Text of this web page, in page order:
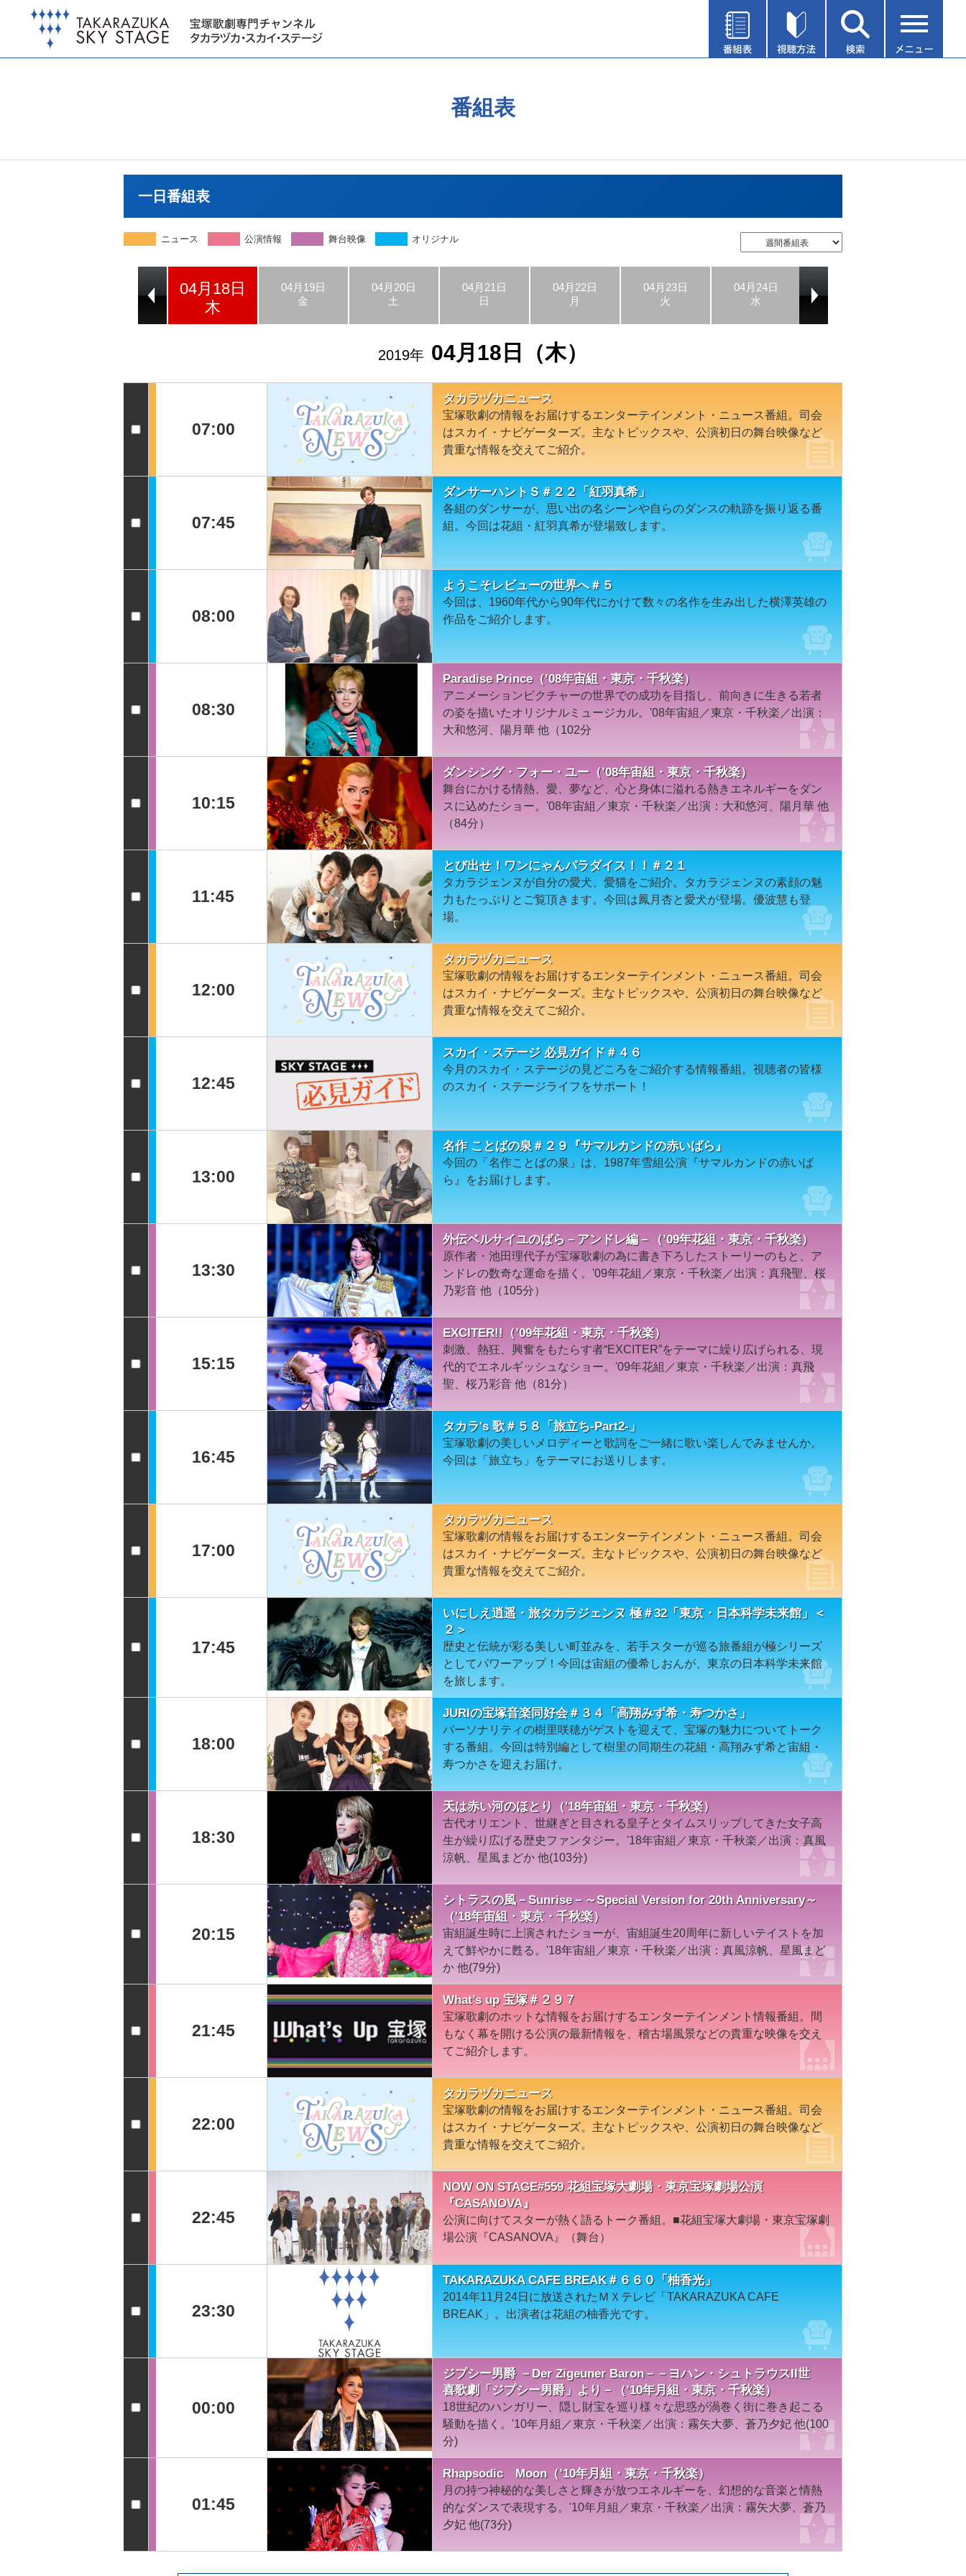
番組表
一日番組表
ニュース 公演情報 舞台映像 オリジナル
04月18日
木
04月19日
金
04月20日
土
04月21日
日
04月22日
月
04月23日
火
04月24日
水
2019年 04月18日（木）
07:00
タカラヅカニュース
宝塚歌劇の情報をお届けするエンターテインメント・ニュース番組。司会
はスカイ・ナビゲーターズ。主なトピックスや、公演初日の舞台映像など
貴重な情報を交えてご紹介。
07:45
ダンサーハントＳ＃２２「紅羽真希」
各組のダンサーが、思い出の名シーンや自らのダンスの軌跡を振り返る番
組。今回は花組・紅羽真希が登場致します。
08:00
ようこそレビューの世界へ＃５
今回は、1960年代から90年代にかけて数々の名作を生み出した横澤英雄の
作品をご紹介します。
08:30
Paradise Prince（’08年宙組・東京・千秋楽）
アニメーションピクチャーの世界での成功を目指し、前向きに生きる若者
の姿を描いたオリジナルミュージカル。'08年宙組／東京・千秋楽／出演：
大和悠河、陽月華 他（102分
10:15
ダンシング・フォー・ユー（’08年宙組・東京・千秋楽）
舞台にかける情熱、愛、夢など、心と身体に溢れる熱きエネルギーをダン
スに込めたショー。'08年宙組／東京・千秋楽／出演：大和悠河、陽月華 他
（84分）
11:45
とび出せ！ワンにゃんパラダイス！！＃２１
タカラジェンヌが自分の愛犬、愛猫をご紹介。タカラジェンヌの素顔の魅
力もたっぷりとご覧頂きます。今回は鳳月杏と愛犬が登場。優波慧も登
場。
12:00
タカラヅカニュース
宝塚歌劇の情報をお届けするエンターテインメント・ニュース番組。司会
はスカイ・ナビゲーターズ。主なトピックスや、公演初日の舞台映像など
貴重な情報を交えてご紹介。
12:45
スカイ・ステージ 必見ガイド＃４６
今月のスカイ・ステージの見どころをご紹介する情報番組。視聴者の皆様
のスカイ・ステージライフをサポート！
13:00
名作 ことばの泉＃２９『サマルカンドの赤いばら』
今回の「名作ことばの泉」は、1987年雪組公演『サマルカンドの赤いば
ら』をお届けします。
13:30
外伝ベルサイユのばら－アンドレ編－（’09年花組・東京・千秋楽）
原作者・池田理代子が宝塚歌劇の為に書き下ろしたストーリーのもと、ア
ンドレの数奇な運命を描く。'09年花組／東京・千秋楽／出演：真飛聖、桜
乃彩音 他（105分）
15:15
EXCITER!!（’09年花組・東京・千秋楽）
刺激、熱狂、興奮をもたらす者“EXCITER”をテーマに繰り広げられる、現
代的でエネルギッシュなショー。'09年花組／東京・千秋楽／出演：真飛
聖、桜乃彩音 他（81分）
16:45
タカラ's 歌＃５８「旅立ち-Part2-」
宝塚歌劇の美しいメロディーと歌詞をご一緒に歌い楽しんでみませんか。
今回は「旅立ち」をテーマにお送りします。
17:00
タカラヅカニュース
宝塚歌劇の情報をお届けするエンターテインメント・ニュース番組。司会
はスカイ・ナビゲーターズ。主なトピックスや、公演初日の舞台映像など
貴重な情報を交えてご紹介。
17:45
いにしえ逍遥・旅タカラジェンヌ 極＃32「東京・日本科学未来館」＜
２＞
歴史と伝統が彩る美しい町並みを、若手スターが巡る旅番組が極シリーズ
としてパワーアップ！今回は宙組の優希しおんが、東京の日本科学未来館
を旅します。
18:00
JURIの宝塚音楽同好会＃３４「高翔みず希・寿つかさ」
パーソナリティの樹里咲穂がゲストを迎えて、宝塚の魅力についてトーク
する番組。今回は特別編として樹里の同期生の花組・高翔みず希と宙組・
寿つかさを迎えお届け。
18:30
天は赤い河のほとり（'18年宙組・東京・千秋楽）
古代オリエント、世継ぎと目される皇子とタイムスリップしてきた女子高
生が繰り広げる歴史ファンタジー。'18年宙組／東京・千秋楽／出演：真風
涼帆、星風まどか 他(103分)
20:15
シトラスの風－Sunrise－～Special Version for 20th Anniversary～
（'18年宙組・東京・千秋楽）
宙組誕生時に上演されたショーが、宙組誕生20周年に新しいテイストを加
えて鮮やかに甦る。'18年宙組／東京・千秋楽／出演：真風涼帆、星風まど
か 他(79分)
21:45
What’s up 宝塚＃２９７
宝塚歌劇のホットな情報をお届けするエンターテインメント情報番組。間
もなく幕を開ける公演の最新情報を、稽古場風景などの貴重な映像を交え
てご紹介します。
22:00
タカラヅカニュース
宝塚歌劇の情報をお届けするエンターテインメント・ニュース番組。司会
はスカイ・ナビゲーターズ。主なトピックスや、公演初日の舞台映像など
貴重な情報を交えてご紹介。
22:45
NOW ON STAGE#559 花組宝塚大劇場・東京宝塚劇場公演
『CASANOVA』
公演に向けてスターが熱く語るトーク番組。■花組宝塚大劇場・東京宝塚劇
場公演『CASANOVA』（舞台）
23:30
TAKARAZUKA CAFE BREAK＃６６０「柚香光」
2014年11月24日に放送されたＭＸテレビ「TAKARAZUKA CAFE
BREAK」。出演者は花組の柚香光です。
00:00
ジプシー男爵 －Der Zigeuner Baron－－ヨハン・シュトラウスII世
喜歌劇「ジプシー男爵」より－（’10年月組・東京・千秋楽）
18世紀のハンガリー、隠し財宝を巡り様々な思惑が渦巻く街に巻き起こる
騒動を描く。'10年月組／東京・千秋楽／出演：霧矢大夢、蒼乃夕妃 他(100
分)
01:45
Rhapsodic Moon（’10年月組・東京・千秋楽）
月の持つ神秘的な美しさと輝きが放つエネルギーを、幻想的な音楽と情熱
的なダンスで表現する。'10年月組／東京・千秋楽／出演：霧矢大夢、蒼乃
夕妃 他(73分)